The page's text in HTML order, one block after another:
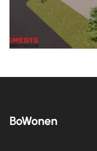
BoWonen